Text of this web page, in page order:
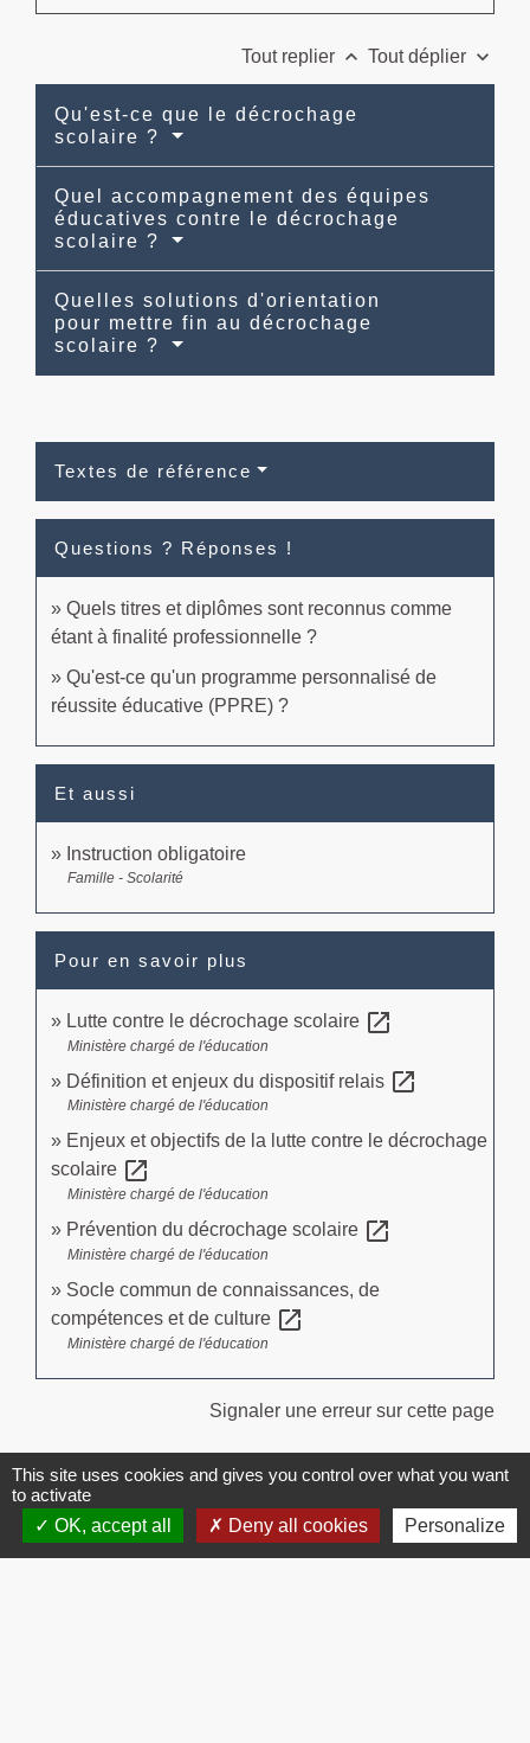
Tout replier keyboard_arrow_up Tout déplier keyboard_arrow_down
Qu'est-ce que le décrochage
scolaire ?
Quel accompagnement des équipes
éducatives contre le décrochage
scolaire ?
Quelles solutions d'orientation
pour mettre fin au décrochage
scolaire ?
Textes de référence
Questions ? Réponses !
Quels titres et diplômes sont reconnus comme
étant à finalité professionnelle ?
Qu'est-ce qu'un programme personnalisé de
réussite éducative (PPRE) ?
Et aussi
Instruction obligatoire
Famille - Scolarité
Pour en savoir plus
Lutte contre le décrochage scolaire open_in_new
Ministère chargé de l'éducation
Définition et enjeux du dispositif relais open_in_new
Ministère chargé de l'éducation
Enjeux et objectifs de la lutte contre le décrochage
scolaire open_in_new
Ministère chargé de l'éducation
Prévention du décrochage scolaire open_in_new
Ministère chargé de l'éducation
Socle commun de connaissances, de
compétences et de culture open_in_new
Ministère chargé de l'éducation
Signaler une erreur sur cette page
This site uses cookies and gives you control over what you want
to activate
OK, accept all
Deny all cookies Personalize